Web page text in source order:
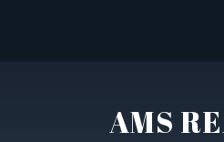
AMS